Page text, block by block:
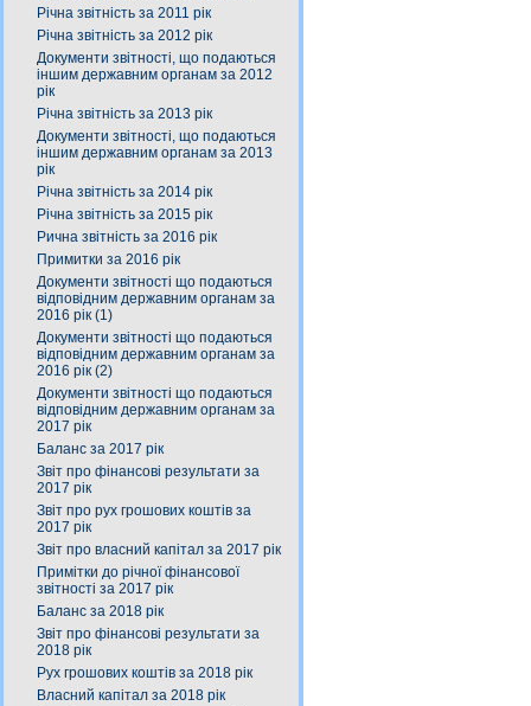
Річна звітність за 2011 рік
Річна звітність за 2012 рік
Документи звітності, що подаються
іншим державним органам за 2012
рік
Річна звітність за 2013 рік
Документи звітності, що подаються
іншим державним органам за 2013
рік
Річна звітність за 2014 рік
Річна звітність за 2015 рік
Рична звітність за 2016 рік
Примитки за 2016 рік
Документи звітності що подаються
відповідним державним органам за
2016 рік (1)
Документи звітності що подаються
відповідним державним органам за
2016 рік (2)
Документи звітності що подаються
відповідним державним органам за
2017 рік
Баланс за 2017 рік
Звіт про фінансові результати за
2017 рік
Звіт про рух грошових коштів за
2017 рік
Звіт про власний капітал за 2017 рік
Примітки до річної фінансової
звітності за 2017 рік
Баланс за 2018 рік
Звіт про фінансові результати за
2018 рік
Рух грошових коштів за 2018 рік
Власний капітал за 2018 рік